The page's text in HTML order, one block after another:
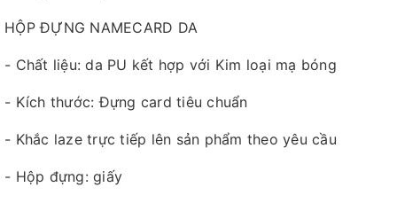
HỘP ĐỰNG NAMECARD DA
- Chất liệu: da PU kết hợp với Kim loại mạ bóng
- Kích thước: Đựng card tiêu chuẩn
- Khắc laze trực tiếp lên sản phẩm theo yêu cầu
- Hộp đựng: giấy